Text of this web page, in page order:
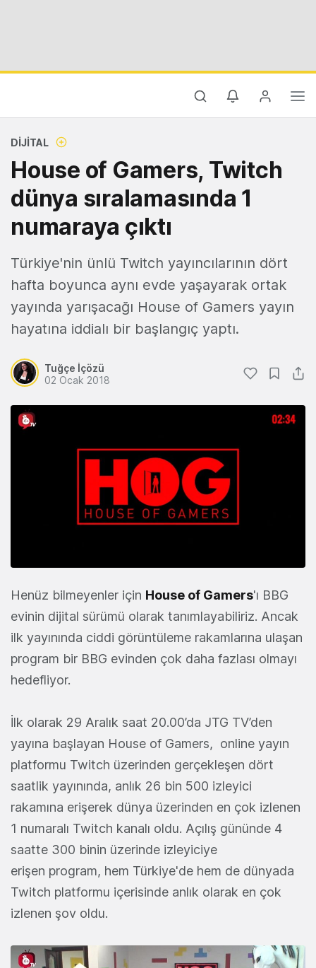
DIJITAL
House of Gamers, Twitch
dünya sıralamasında 1
numaraya çıktı
Türkiye'nin ünlü Twitch yayıncılarının dört
hafta boyunca aynı evde yaşayarak ortak
yayında yarışacağı House of Gamers yayın
hayatına iddialı bir başlangıç yaptı.
Tuğçe İçözü
02 Ocak 2018
Henüz bilmeyenler için House of Gamers'ı BBG
evinin dijital sürümü olarak tanımlayabiliriz. Ancak
ilk yayınında ciddi görüntüleme rakamlarına ulaşan
program bir BBG evinden çok daha fazlası olmayı
hedefliyor.
İlk olarak 29 Aralık saat 20.00’da JTG TV’den
yayına başlayan House of Gamers, online yayın
platformu Twitch üzerinden gerçekleşen dört
saatlik yayınında, anlık 26 bin 500 izleyici
rakamına erişerek dünya üzerinden en çok izlenen
1 numaralı Twitch kanalı oldu. Açılış gününde 4
saatte 300 binin üzerinde izleyiciye
erişen program, hem Türkiye'de hem de dünyada
Twitch platformu içerisinde anlık olarak en çok
izlenen şov oldu.